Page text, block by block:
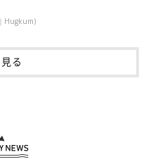
のニーナさん
一緒に暮らしています。
Hugkum)
る